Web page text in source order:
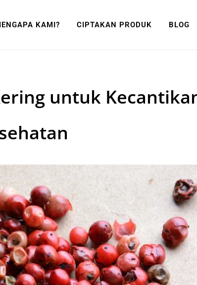
KAMI? CIPTAKAN PRODUK BLOG
untuk